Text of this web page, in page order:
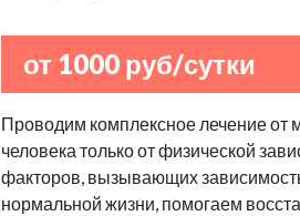
от 1000 руб/сутки
Проводим комплексное лечение от
человека только от физической
факторов, вызывающих
нормальной жизни, помогаем